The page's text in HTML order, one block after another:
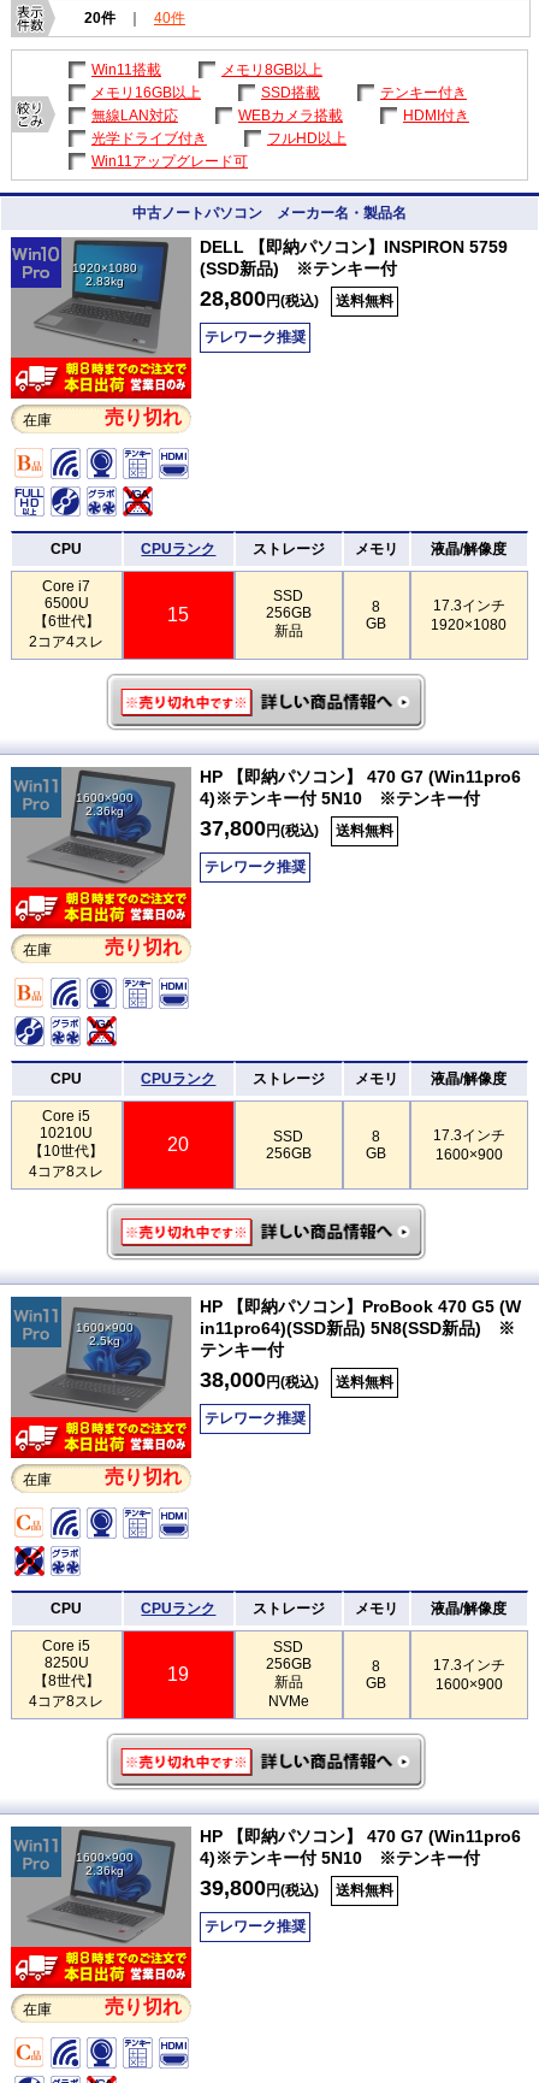
20件 ｜ 40件
Win11搭載
メモリ8GB以上
メモリ16GB以上
SSD搭載
テンキー付き
無線LAN対応
WEBカメラ搭載
HDMI付き
光学ドライブ付き
フルHD以上
Win11アップグレード可
中古ノートパソコン メーカー名・製品名
1920×1080
2.83kg
在庫 売り切れ
DELL 【即納パソコン】INSPIRON 5759
(SSD新品) ※テンキー付
28,800円(税込) 送料無料
テレワーク推奨
CPU CPUランク ストレージ メモリ 液晶/解像度
Core i7
6500U
【6世代】
2コア4スレ
15
SSD
256GB
新品
8
GB
17.3インチ
1920×1080
1600×900
2.36kg
在庫 売り切れ
HP 【即納パソコン】 470 G7 (Win11pro6
4)※テンキー付 5N10 ※テンキー付
37,800円(税込) 送料無料
テレワーク推奨
CPU CPUランク ストレージ メモリ 液晶/解像度
Core i5
10210U
【10世代】
4コア8スレ
20
SSD
256GB
8
GB
17.3インチ
1600×900
1600×900
2.5kg
在庫 売り切れ
HP 【即納パソコン】ProBook 470 G5 (W
in11pro64)(SSD新品) 5N8(SSD新品) ※
テンキー付
38,000円(税込) 送料無料
テレワーク推奨
CPU CPUランク ストレージ メモリ 液晶/解像度
Core i5
8250U
【8世代】
4コア8スレ
19
SSD
256GB
新品
NVMe
8
GB
17.3インチ
1600×900
1600×900
2.36kg
在庫 売り切れ
HP 【即納パソコン】 470 G7 (Win11pro6
4)※テンキー付 5N10 ※テンキー付
39,800円(税込) 送料無料
テレワーク推奨